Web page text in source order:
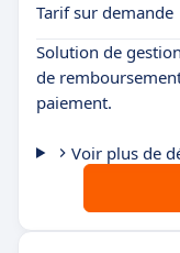
Tarif sur demande
Solution de
de
paiement.
Voir plus de